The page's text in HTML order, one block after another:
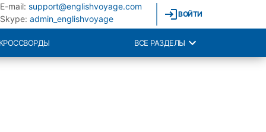
E-mail:support@englishvoyage.com
Skype:admin_englishvoyage ВОЙТИ
ВСЕ РАЗДЕЛЫ